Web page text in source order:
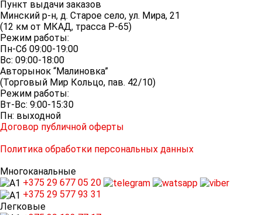
Пункт выдачи заказов
Минский р-н, д. Старое село, ул. Мира, 21
(12 км от МКАД, трасса P-65)
Режим работы:
Пн-Сб 09:00-19:00
Вс: 09:00-18:00
Авторынок “Малиновка”
(Торговый Мир Кольцо, пав. 42/10)
Режим работы:
Вт-Вс: 9:00-15:30
Пн: выходной
Договор публичной оферты
Политика обработки персональных данных
Многоканальные
+375 29 677 05 20
+375 29 577 93 31
Легковые